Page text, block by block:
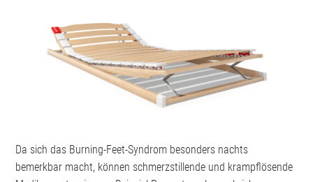
Da sich das Burning-Feet-Syndrom besonders nachts
bemerkbar macht, können schmerzstillende und krampflösende